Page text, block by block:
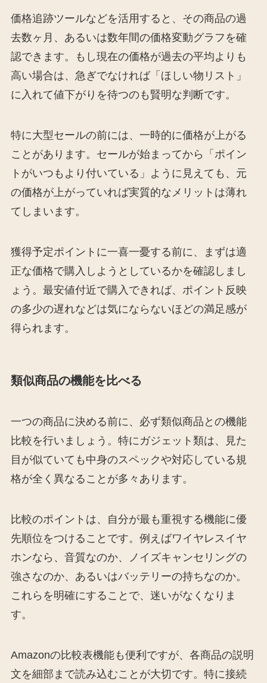
価格追跡ツールなどを活用すると、その商品の過
去数ヶ月、あるいは数年間の価格変動グラフを確
認できます。もし現在の価格が過去の平均よりも
高い場合は、急ぎでなければ「ほしい物リスト」
に入れて値下がりを待つのも賢明な判断です。
特に大型セールの前には、一時的に価格が上がる
ことがあります。セールが始まってから「ポイン
トがいつもより付いている」ように見えても、元
の価格が上がっていれば実質的なメリットは薄れ
てしまいます。
獲得予定ポイントに一喜一憂する前に、まずは適
正な価格で購入しようとしているかを確認しまし
ょう。最安値付近で購入できれば、ポイント反映
の多少の遅れなどは気にならないほどの満足感が
得られます。
類似商品の機能を比べる
一つの商品に決める前に、必ず類似商品との機能
比較を行いましょう。特にガジェット類は、見た
目が似ていても中身のスペックや対応している規
格が全く異なることが多々あります。
比較のポイントは、自分が最も重視する機能に優
先順位をつけることです。例えばワイヤレスイヤ
ホンなら、音質なのか、ノイズキャンセリングの
強さなのか、あるいはバッテリーの持ちなのか。
これらを明確にすることで、迷いがなくなりま
す。
Amazonの比較表機能も便利ですが、各商品の説明
文を細部まで読み込むことが大切です。特に接続